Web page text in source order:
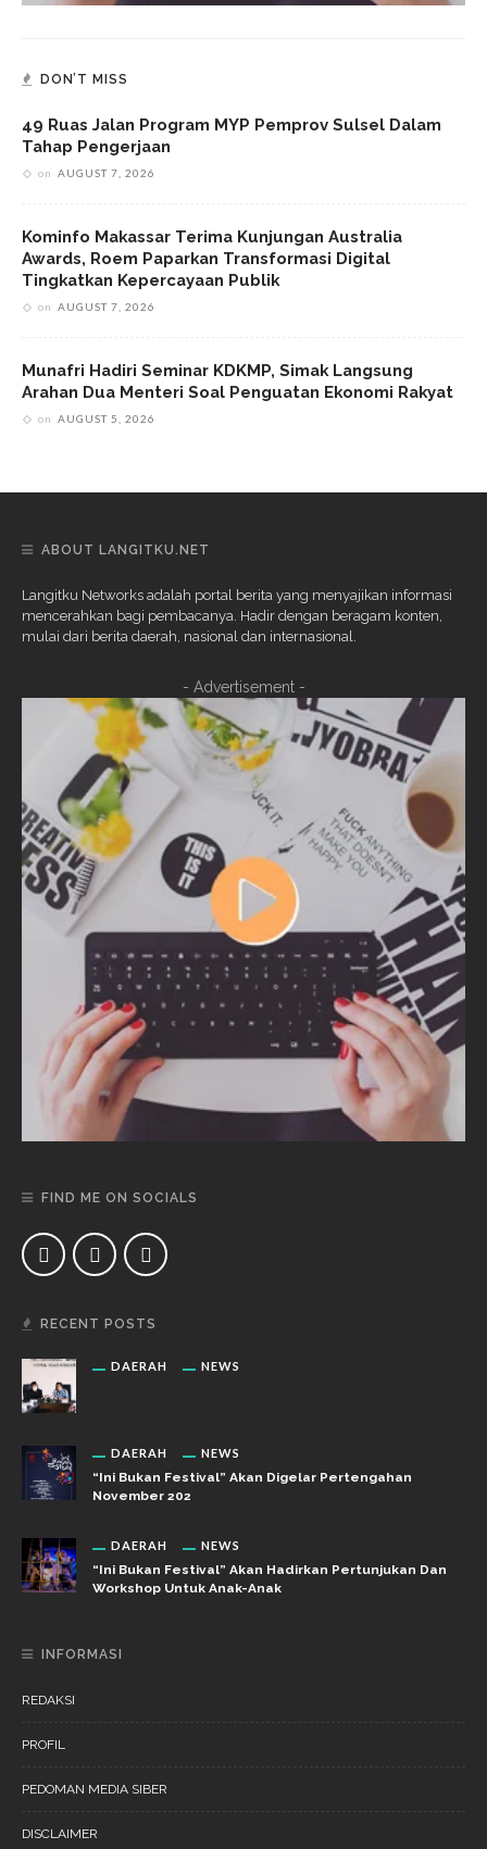
DON’T MISS
49 Ruas Jalan Program MYP Pemprov Sulsel Dalam
Tahap Pengerjaan
on AUGUST 7, 2026
Kominfo Makassar Terima Kunjungan Australia
Awards, Roem Paparkan Transformasi Digital
Tingkatkan Kepercayaan Publik
on AUGUST 7, 2026
Munafri Hadiri Seminar KDKMP, Simak Langsung
Arahan Dua Menteri Soal Penguatan Ekonomi Rakyat
on AUGUST 5, 2026
ABOUT LANGITKU.NET
Langitku Networks adalah portal berita yang menyajikan informasi
mencerahkan bagi pembacanya. Hadir dengan beragam konten,
mulai dari berita daerah, nasional dan internasional.
- Advertisement -
FIND ME ON SOCIALS
RECENT POSTS
DAERAH NEWS
DAERAH NEWS
“Ini Bukan Festival” Akan Digelar Pertengahan
November 202
DAERAH NEWS
“Ini Bukan Festival” Akan Hadirkan Pertunjukan Dan
Workshop Untuk Anak-Anak
INFORMASI
REDAKSI
PROFIL
PEDOMAN MEDIA SIBER
DISCLAIMER